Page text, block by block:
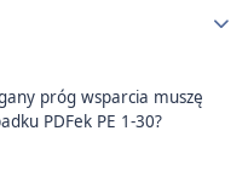
próg wsparcia muszę
PDFek PE 1-30?